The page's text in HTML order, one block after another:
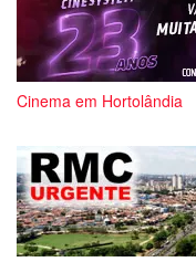
Cinema em Hortolândia